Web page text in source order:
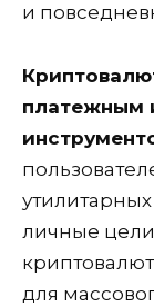
и
платежным
личные
для